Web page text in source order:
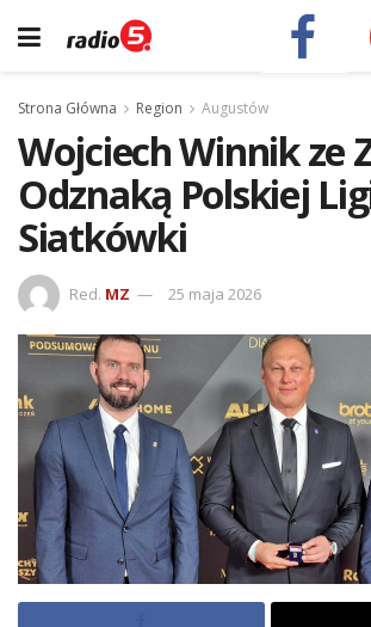
Strona Główna Region Augustów
Wojciech Winnik ze
Odznaką Polskiej
Siatkówki
Red. MZ 25 maja 2026